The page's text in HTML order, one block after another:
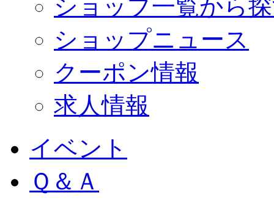
ショップ一覧から
ショップニュース
クーポン情報
求人情報
イベント
Ｑ＆Ａ